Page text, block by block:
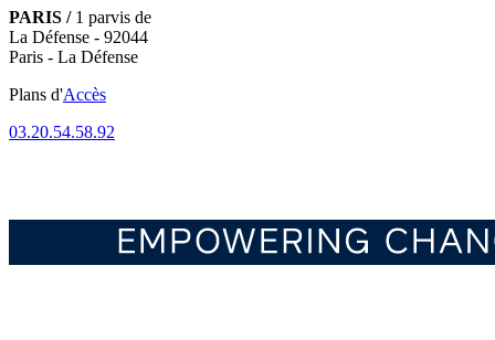
PARIS /1 parvis de
La Défense - 92044
Paris - La Défense
Plans d'Accès
03.20.54.58.92